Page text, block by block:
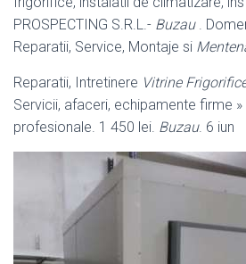
PROSPECTING S.R.L.- Buzau.
Reparatii, Service, Montaje si
Reparatii, Intretinere Vitrine
Servicii, afaceri, echipamente firme
profesionale. 1 450 lei. Buzau. 6 iun